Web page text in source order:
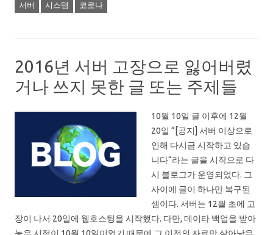
서버 시스템 코로나
2016년 서버 고장으로 잃어버렸
거나 쓰지 못한 글 또는 주제들
10월 10일 글 이후에 12월
20일 “[공지] 서버 이상으로
인해 다시금 시작하고 있습
니다“라는 글을 시작으로 다
시 블로그가 운영되었다. 그
사이에 글이 하나만 복구된
셈이다. 서버는 12월 초에 고
장이 나서 20일에 웹호스팅을 시작했다. 다만, 데이타 백업을 받아